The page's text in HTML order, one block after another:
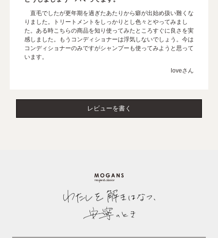
直毛でしたが更年期を過ぎたあたりから癖が出始め扱い難くな
りました。トリートメントをしっかりとし色々とやってみまし
た。ある時こちらの商品を知り使ってみたところすぐに良さを実
感しました。もうコンディショナーは浮気しないでしょう。今は
コンディショナーのみですがシャンプーも使ってみようと思って
います。
loveさん
レビューを書く